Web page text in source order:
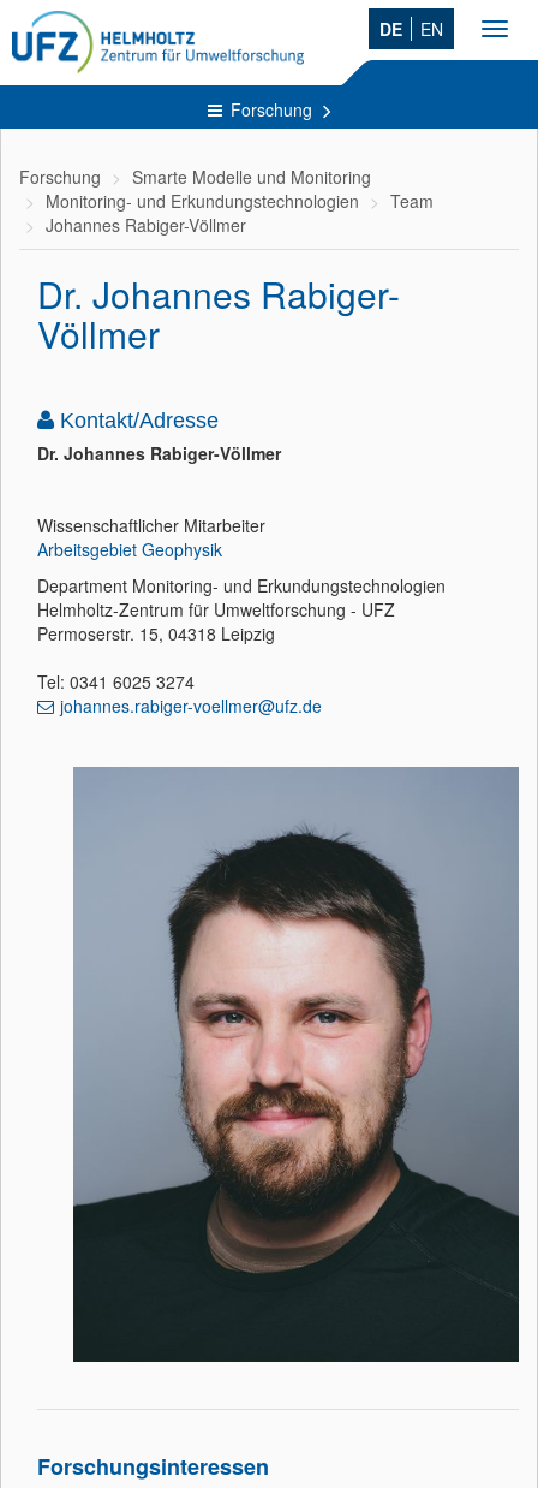
DE EN
Forschung
Forschung
Smarte Modelle und Monitoring
Monitoring- und Erkundungstechnologien
Team
Johannes Rabiger-Völlmer
Dr. Johannes Rabiger-
Völlmer
Kontakt/Adresse
Dr. Johannes Rabiger-Völlmer
Wissenschaftlicher Mitarbeiter
Arbeitsgebiet Geophysik
Department Monitoring- und Erkundungstechnologien
Helmholtz-Zentrum für Umweltforschung - UFZ
Permoserstr. 15, 04318 Leipzig
Tel: 0341 6025 3274
johannes.rabiger-voellmer@ufz.de
Forschungsinteressen